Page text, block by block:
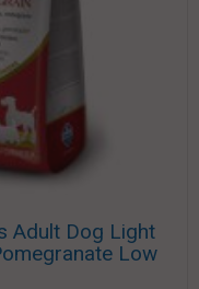
Adult Dog Light
Low